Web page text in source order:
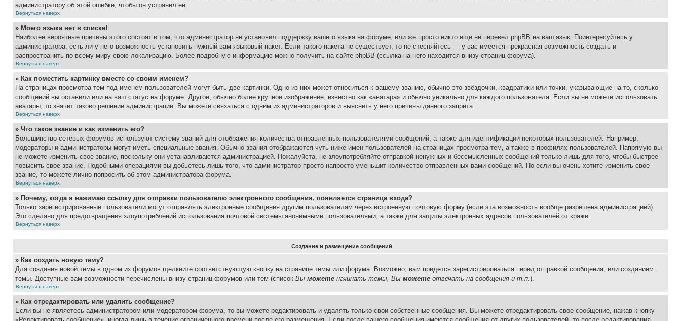
администратору об этой ошибке, чтобы он устранил ее.
Вернуться наверх
» Моего языка нет в списке!
Наиболее вероятные причины этого состоят в том, что администратор не установил поддержку вашего языка на форуме, или же просто никто еще не перевел phpBB на ваш язык. Поинтересуйтесь у
администратора, есть ли у него возможность установить нужный вам языковый пакет. Если такого пакета не существует, то не стесняйтесь — у вас имеется прекрасная возможность создать и
распространить по всему миру свою локализацию. Более подробную информацию можно получить на сайте phpBB (ссылка на него находится внизу страниц форума).
Вернуться наверх
» Как поместить картинку вместе со своим именем?
На страницах просмотра тем под именем пользователей могут быть две картинки. Одно из них может относиться к вашему званию, обычно это звёздочки, квадратики или точки, указывающие на то, сколько
сообщений вы оставили или на ваш статус на форуме. Другое, обычно более крупное изображение, известно как «аватара» и обычно уникально для каждого пользователя. Если вы не можете использовать
аватары, то значит таково решение администрации. Вы можете связаться с одним из администраторов и выяснить у него причины данного запрета.
Вернуться наверх
» Что такое звание и как изменить его?
Большинство сетевых форумов используют систему званий для отображения количества отправленных пользователями сообщений, а также для идентификации некоторых пользователей. Например,
модераторы и администраторы могут иметь специальные звания. Обычно звания отображаются чуть ниже имен пользователей на страницах просмотра тем, а также в профилях пользователей. Напрямую вы
не можете изменить свое звание, поскольку они устанавливаются администрацией. Пожалуйста, не злоупотребляйте отправкой ненужных и бессмысленных сообщений только лишь для того, чтобы быстрее
повысить свое звание. Подобными операциями вы добьетесь лишь того, что администратор просто-напросто уменьшит количество отправленных вами сообщений. Но если вы очень хотите изменить свое
звание, то можете лично попросить об этом администратора форума.
Вернуться наверх
» Почему, когда я нажимаю ссылку для отправки пользователю электронного сообщения, появляется страница входа?
Только зарегистрированные пользователи могут отправлять электронные сообщения другим пользователям через встроенную почтовую форму (если эта возможность вообще разрешена администрацией).
Это сделано для предотвращения злоупотреблений использования почтовой системы анонимными пользователями, а также для защиты электронных адресов пользователей от кражи.
Вернуться наверх
Создание и размещение сообщений
» Как создать новую тему?
Для создания новой темы в одном из форумов щелкните соответствующую кнопку на странице темы или форума. Возможно, вам придется зарегистрироваться перед отправкой сообщения, или созданием
темы. Доступные вам возможности перечислены внизу страниц форумов или тем (список Вы можете начинать темы, Вы можете отвечать на сообщения и т.п.).
Вернуться наверх
» Как отредактировать или удалить сообщение?
Если вы не являетесь администратором или модератором форума, то вы можете редактировать и удалять только свои собственные сообщения. Вы можете отредактировать свое сообщение, нажав кнопку